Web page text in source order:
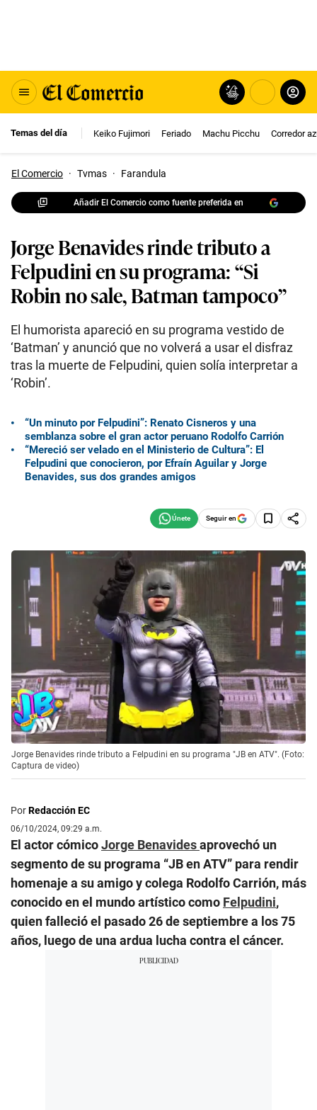
Temas del día Keiko Fujimori Feriado Machu Picchu Corredor
El Comercio · Tvmas · Farandula
Añadir El Comercio como fuente preferida en
Jorge Benavides rinde tributo a
Felpudini en su programa: “Si
Robin no sale, Batman tampoco”
El humorista apareció en su programa vestido de
‘Batman’ y anunció que no volverá a usar el disfraz
tras la muerte de Felpudini, quien solía interpretar a
‘Robin’.
“Un minuto por Felpudini”: Renato Cisneros y una
semblanza sobre el gran actor peruano Rodolfo Carrión
“Mereció ser velado en el Ministerio de Cultura”: El
Felpudini que conocieron, por Efraín Aguilar y Jorge
Benavides, sus dos grandes amigos
Seguir en
Jorge Benavides rinde tributo a Felpudini en su programa "JB en ATV". (Foto:
Captura de video)
PorRedacción EC
06/10/2024, 09:29 a.m.
El actor cómicoJorge Benavidesaprovechó un
segmento de su programa “JB en ATV” para rendir
homenaje a su amigo y colega Rodolfo Carrión, más
conocido en el mundo artístico como Felpudini,
quien falleció el pasado 26 de septiembre a los 75
años, luego de una ardua lucha contra el cáncer.